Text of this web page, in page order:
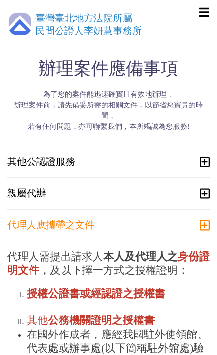
臺灣臺北地方法院所屬
民間公證人李姸慧事務所
辦理案件應備事項
為了您的案件能迅速確實且有效地辦理，
辦理案件前，請先備妥所需的相關文件，以節省您寶貴的時
間，
若有任何問題，亦可聯繫我們，本所竭誠為您服務!
其他公認證服務
親屬代辦
代理人應攜帶之文件
代理人需提出請求人本人及代理人之身份證
明文件，及以下擇一方式之授權證明：
授權公證書或經認證之授權書
其他公務機關證明之授權書
在國外作成者，應經我國駐外使領館、
代表處或辦事處(以下簡稱駐外館處)驗